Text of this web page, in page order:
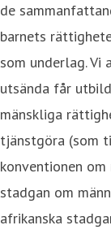
de
barnets
som underlag.
utsända får
mänskliga
tjänstgöra (som
konventionen
stadgan om
afrikanska